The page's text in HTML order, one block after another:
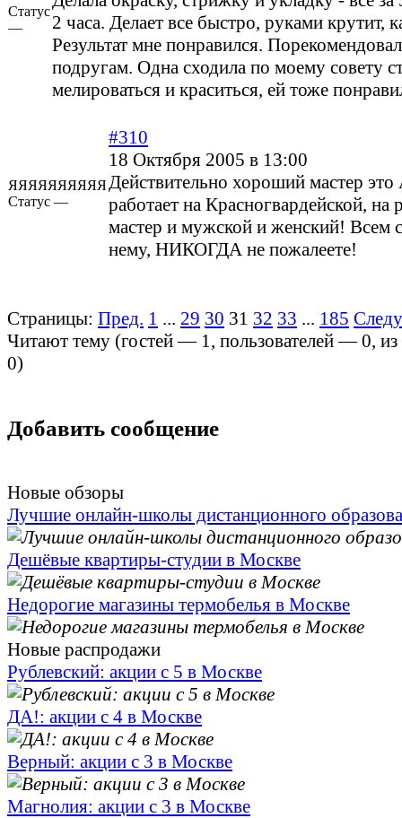
Статус
—
2 часа. Делает все быстро, руками крутит,
Результат мне понравился.
подругам. Одна сходила по моему совету
мелироваться и краситься, ей тоже
ЯЯЯЯЯЯЯЯЯЯ
Статус —
#310
18 Октября 2005 в 13:00
Действительно хороший мастер
работает на Красногвардейской, на
мастер и мужской и женский! Всем
нему, НИКОГДА не пожалеете!
Страницы: Пред. 1 ... 29 30 31 32 33 ... 185
Читают тему (гостей — 1, пользователей —0,
0)
Добавить сообщение
Новые обзоры
Лучшие онлайн-школы дистанционного
Дешёвые квартиры-студии в Москве
Недорогие магазины термобелья в Москве
Новые распродажи
Рублевский: акции с 5 в Москве
ДА!: акции с 4 в Москве
Верный: акции с 3 в Москве
Магнолия: акции с 3 в Москве